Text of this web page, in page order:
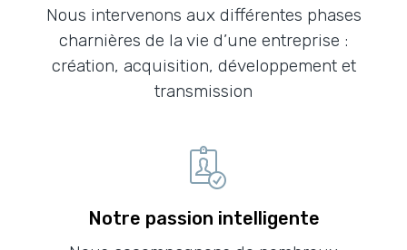
Nous intervenons aux différentes phases
charnières de la vie d’une entreprise :
création, acquisition, développement et
transmission
Notre passion intelligente